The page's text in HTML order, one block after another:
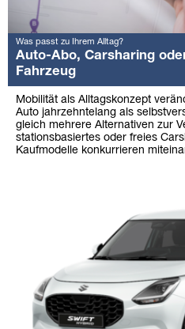
Was passt zu Ihrem Alltag?
Auto-Abo, Carsharing
Fahrzeug
Mobilität als Alltagskonzept
Auto jahrzehntelang als
gleich mehrere Alternativen zur
stationsbasiertes oder freies
Kaufmodelle konkurrieren